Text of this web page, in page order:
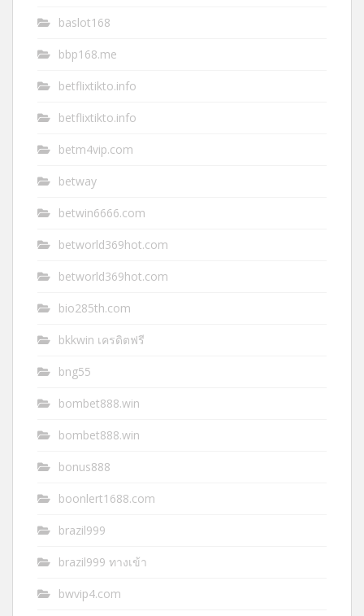
baslot168
bbp168.me
betflixtikto.info
betflixtikto.info
betm4vip.com
betway
betwin6666.com
betworld369hot.com
betworld369hot.com
bio285th.com
bkkwin เครดิตฟรี
bng55
bombet888.win
bombet888.win
bonus888
boonlert1688.com
brazil999
brazil999 ทางเข้า
bwvip4.com